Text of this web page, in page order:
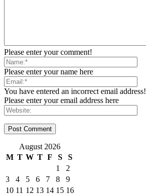
Please enter your comment!
Please enter your name here
You have entered an incorrect email address!
Please enter your email address here
August 2026
M T W T F S S
1
2
3
4 5 6 7 8
9
10 11 12 13 14 15 16